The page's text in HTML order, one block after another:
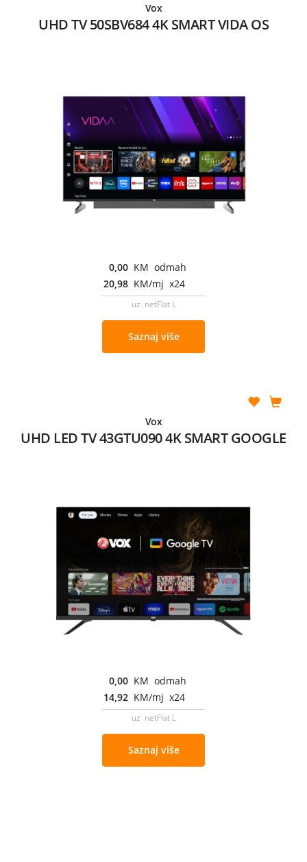
Vox
UHD TV 50SBV684 4K SMART VIDA OS
0,00 KM odmah
20,98 KM/mj x24
uz netFlat L
Saznaj više
Vox
UHD LED TV 43GTU090 4K SMART GOOGLE
0,00 KM odmah
14,92 KM/mj x24
uz netFlat L
Saznaj više